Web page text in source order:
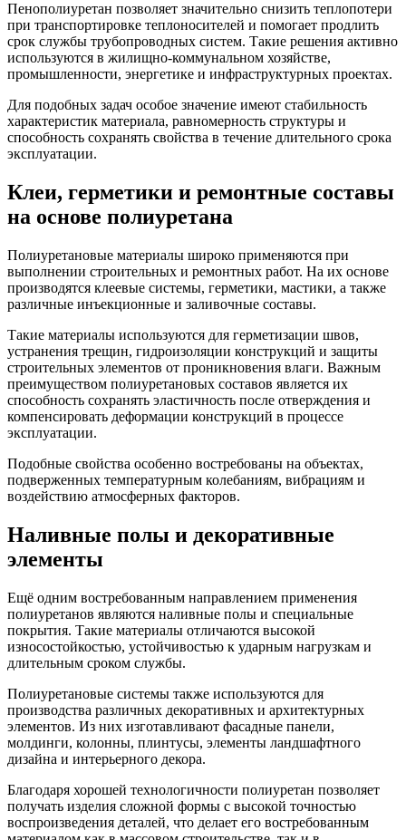
Пенополиуретан позволяет значительно снизить теплопотери
при транспортировке теплоносителей и помогает продлить
срок службы трубопроводных систем. Такие решения активно
используются в жилищно-коммунальном хозяйстве,
промышленности, энергетике и инфраструктурных проектах.
Для подобных задач особое значение имеют стабильность
характеристик материала, равномерность структуры и
способность сохранять свойства в течение длительного срока
эксплуатации.
Клеи, герметики и ремонтные составы
на основе полиуретана
Полиуретановые материалы широко применяются при
выполнении строительных и ремонтных работ. На их основе
производятся клеевые системы, герметики, мастики, а также
различные инъекционные и заливочные составы.
Такие материалы используются для герметизации швов,
устранения трещин, гидроизоляции конструкций и защиты
строительных элементов от проникновения влаги. Важным
преимуществом полиуретановых составов является их
способность сохранять эластичность после отверждения и
компенсировать деформации конструкций в процессе
эксплуатации.
Подобные свойства особенно востребованы на объектах,
подверженных температурным колебаниям, вибрациям и
воздействию атмосферных факторов.
Наливные полы и декоративные
элементы
Ещё одним востребованным направлением применения
полиуретанов являются наливные полы и специальные
покрытия. Такие материалы отличаются высокой
износостойкостью, устойчивостью к ударным нагрузкам и
длительным сроком службы.
Полиуретановые системы также используются для
производства различных декоративных и архитектурных
элементов. Из них изготавливают фасадные панели,
молдинги, колонны, плинтусы, элементы ландшафтного
дизайна и интерьерного декора.
Благодаря хорошей технологичности полиуретан позволяет
получать изделия сложной формы с высокой точностью
воспроизведения деталей, что делает его востребованным